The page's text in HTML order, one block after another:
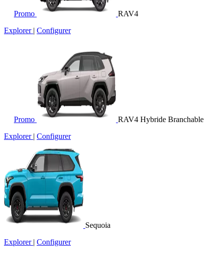
Promo
RAV4
Explorer | Configurer
Promo
RAV4 Hybride Branchable
Explorer | Configurer
Sequoia
Explorer | Configurer